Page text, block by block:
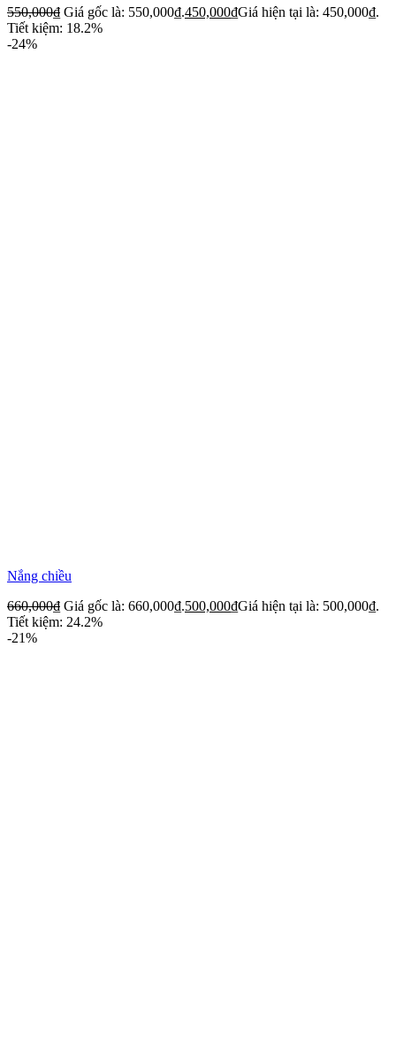
550,000₫ Giá gốc là: 550,000₫.450,000₫Giá hiện tại là: 450,000₫.
Tiết kiệm: 18.2%
-24%
Nắng chiều
660,000₫ Giá gốc là: 660,000₫.500,000₫Giá hiện tại là: 500,000₫.
Tiết kiệm: 24.2%
-21%